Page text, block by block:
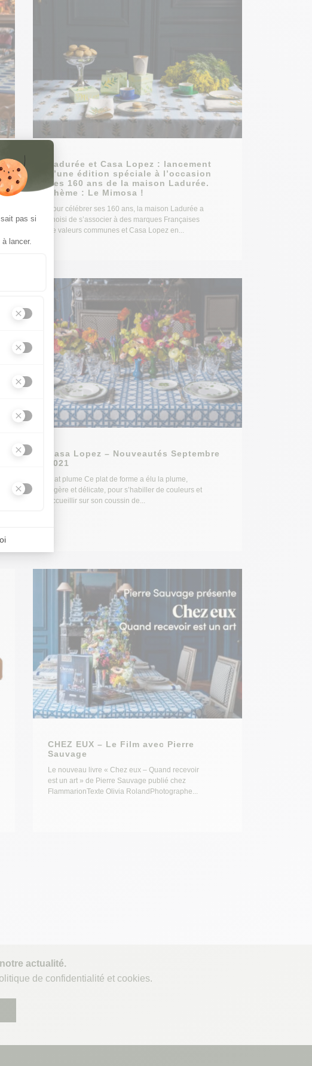
Ladurée et Casa Lopez : lancement
d’une édition spéciale à l’occasion
des 160 ans de la maison Ladurée.
Thème : Le Mimosa !
Pour célébrer ses 160 ans, la maison Ladurée a
choisi de s’associer à des marques Françaises
de valeurs communes et Casa Lopez en...
Casa Lopez – Nouveautés Septembre
2021
Plat plume Ce plat de forme a élu la plume,
légère et délicate, pour s’habiller de couleurs et
accueillir sur son coussin de...
CHEZ EUX – Le Film avec Pierre
Sauvage
Le nouveau livre « Chez eux – Quand recevoir
est un art » de Pierre Sauvage publié chez
FlammarionTexte Olivia RolandPhotographe...
actualité.
de confidentialité et cookies.